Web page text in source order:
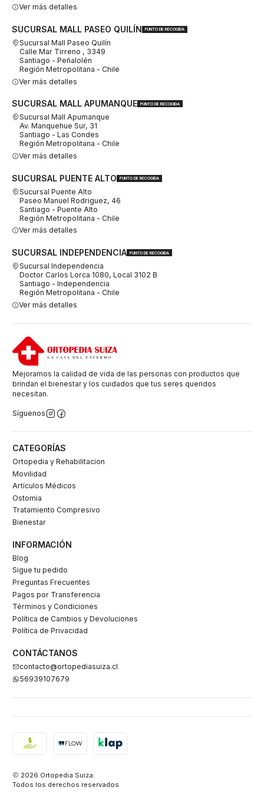
Ver más detalles
SUCURSAL MALL PASEO QUILÍN PUNTO DE RECOGIDA
Sucursal Mall Paseo Quilín
Calle Mar Tirreno , 3349
Santiago - Peñalolén
Región Metropolitana - Chile
Ver más detalles
SUCURSAL MALL APUMANQUE PUNTO DE RECOGIDA
Sucursal Mall Apumanque
Av. Manquehue Sur, 31
Santiago - Las Condes
Región Metropolitana - Chile
Ver más detalles
SUCURSAL PUENTE ALTO PUNTO DE RECOGIDA
Sucursal Puente Alto
Paseo Manuel Rodriguez, 46
Santiago - Puente Alto
Región Metropolitana - Chile
Ver más detalles
SUCURSAL INDEPENDENCIA PUNTO DE RECOGIDA
Sucursal Independencia
Doctor Carlos Lorca 1080, Local 3102 B
Santiago - Independencia
Región Metropolitana - Chile
Ver más detalles
Mejoramos la calidad de vida de las personas con productos que
brindan el bienestar y los cuidados que tus seres queridos
necesitan.
Síguenos
CATEGORÍAS
Ortopedia y Rehabilitacion
Movilidad
Artículos Médicos
Ostomia
Tratamiento Compresivo
Bienestar
INFORMACIÓN
Blog
Sigue tu pedido
Preguntas Frecuentes
Pagos por Transferencia
Términos y Condiciones
Política de Cambios y Devoluciones
Política de Privacidad
CONTÁCTANOS
contacto@ortopediasuiza.cl
56939107679
2026 Ortopedia Suiza.
Todos los derechos reservados